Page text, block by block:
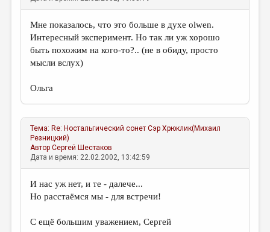
ПРОИЗВЕДЕНИЯ
ПЕРЕВОДЫ
КОНКУРСЫ
ДЕТСКАЯ КОМНАТА
КНИЖНАЯ ПОЛКА
СТРАНИЦЫ ПАМЯТИ
ОБЪЯВЛЕНИЯ
РЕДКОЛЛЕГИЯ
ОТ РЕДАКЦИИ
Мне показалось, что это больше в духе olwen.
Интересный эксперимент. Но так ли уж хорошо
быть похожим на кого-то?.. (не в обиду, просто
мысли вслух)
Ольга
Тема: Re: Ностальгический сонет Сэр Хрюклик(Михаил
Резницкий)
АвторСергей Шестаков
Дата и время: 22.02.2002, 13:42:59
И нас уж нет, и те - далече...
Но расстаёмся мы - для встречи!
С ещё большим уважением, Сергей